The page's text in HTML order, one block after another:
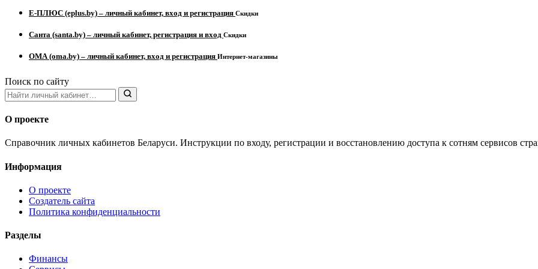
Е-ПЛЮС (eplus.by) – личный кабинет, вход и регистрация Скидки
Санта (santa.by) – личный кабинет, регистрация и вход Скидки
ОМА (oma.by) – личный кабинет, вход и регистрация Интернет-магазины
Поиск по сайту
О проекте
Справочник личных кабинетов Беларуси. Инструкции по входу, регистрации и восстановлению доступа к сотням сервисов
Информация
О проекте
Создатель сайта
Политика конфиденциальности
Разделы
Финансы